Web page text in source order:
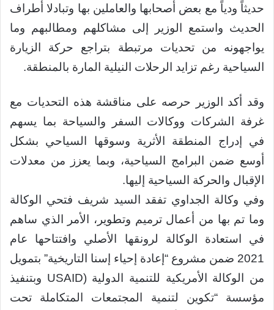
حديثاً ودياً مع بعض أصحابها والعاملين بها وتبادلا أطراف
الحديث واستمع الوزير إلى مشاكلهم ومطالبهم وما
يواجهونه من تحديات مرتبطة بتراجع حركة الزيارة
السياحية رغم تزايد الرحلات النيلية المارة بالمنطقة.
وقد أكد الوزير حرصه على مناقشة هذه التحديات مع
غرفة الشركات ووكالات السفر والسياحة بما يسهم
في إدراج المنطقة الأثرية وسوقها السياحي بشكل
أوسع ضمن البرامج السياحية، وبما يعزز من معدلات
الإقبال والحركة السياحية إليها.
وفي وكالة الجداوي تفقد السيد شريف فتحي الوكالة
وما تم بها من أعمال ترميم وتطوير، الأمر الذي ساهم
في استعادة الوكالة لرونقها الأصلي وافتتاحها عام
2021 ضمن مشروع “إعادة إحياء إسنا التاريخية” بتمويل
من الوكالة الأمريكية للتنمية الدولية (USAID وبتنفيذ
مؤسسة “تكوين لتنمية المجتمعات المتكاملة تحت